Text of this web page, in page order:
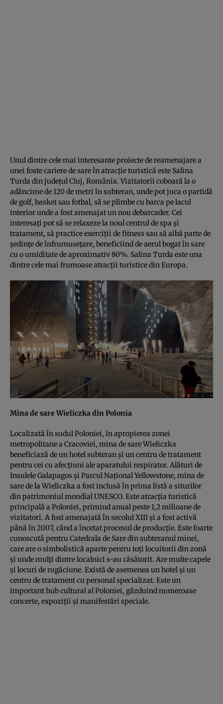
Unul dintre cele mai interesante proiecte de reamenajare a
unei foste cariere de sare în atracţie turistică este Salina
Turda din judeţul Cluj, România. Vizitatorii coboară la o
adâncime de 120 de metri în subteran, unde pot juca o partidă
de golf, basket sau fotbal, să se plimbe cu barca pe lacul
interior unde a fost amenajat un nou debarcader. Cei
interesaţi pot să se relaxeze la noul centrul de spa şi
tratament, să practice exerciţii de fitness sau să aibă parte de
şedinţe de înfrumuseţare, beneficiind de aerul bogat în sare
cu o umiditate de aproximativ 80%. Salina Turda este una
dintre cele mai frumoase atracţii turistice din Europa.
Mina de sare Wieliczka din Polonia
Localizată în sudul Poloniei, în apropierea zonei
metropolitane a Cracoviei, mina de sare Wieliczka
beneficiază de un hotel subteran şi un centru de tratament
pentru cei cu afecţiuni ale aparatului respirator. Alături de
Insulele Galapagos şi Parcul Naţional Yellowstone, mina de
sare de la Wieliczka a fost inclusă în prima listă a siturilor
din patrimoniul mondial UNESCO. Este atracţia turistică
principală a Poloniei, primind anual peste 1,2 milioane de
vizitatori. A fost amenajată în secolul XIII şi a fost activă
până în 2007, când a încetat procesul de producţie. Este foarte
cunoscută pentru Catedrala de Sare din subteranul minei,
care are o simbolistică aparte pentru toţi locuitorii din zonă
şi unde mulţi dintre localnici s-au căsătorit. Are multe capele
şi locuri de rugăciune. Există de asemenea un hotel şi un
centru de tratament cu personal specializat. Este un
important hub cultural al Poloniei, găzduind numeroase
concerte, expoziţii şi manifestări speciale.